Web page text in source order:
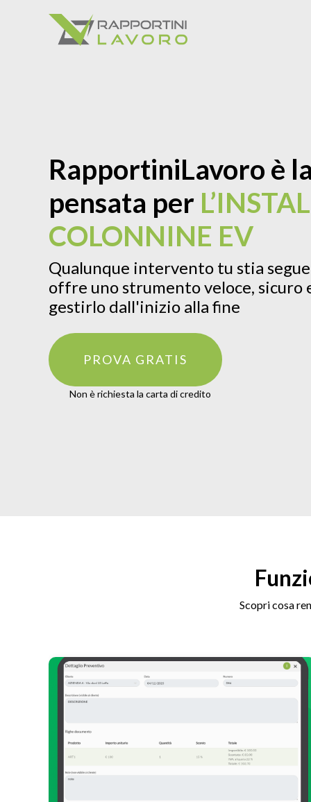
RapportiniLavoro è
pensata per
COLONNINE EV
Qualunque intervento tu stia
offre uno strumento veloce, sicuro
gestirlo dall'inizio alla fine
PROVA GRATIS
Non è richiesta la carta di credito
Scopri cosa